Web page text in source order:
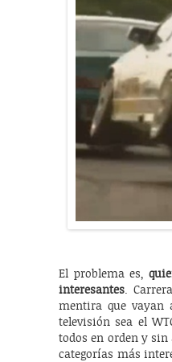
El problema es,
interesantes.
mentira que vayan
televisión sea el
todos en orden y
categorías más